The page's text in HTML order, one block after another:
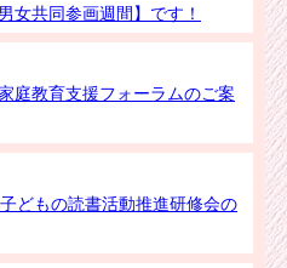
共同参画週間】です！
庭教育支援フォーラムのご案
どもの読書活動推進研修会の